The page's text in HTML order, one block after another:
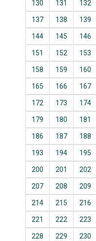
130 131 132
137 138 139
144 145 146
151 152 153
158 159 160
165 166 167
172 173 174
179 180 181
186 187 188
193 194 195
200 201 202
207 208 209
214 215 216
221 222 223
228 229 230